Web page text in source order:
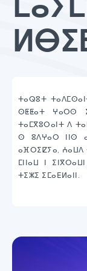
ⵜⴰⵕⵓⵜ
ⵙⵟⵟⴰⵜ ⵖⴰⵔⵙ
ⵜⴰⵎⴳⵓⵔⴰⵏⵜ ⴷ
ⵙ ⵓⴷⵖⴰⵔ ⵏⵏⵙ
ⴰⴼⵔⵉⵇⵢⴰ, ⵄⴰⵡⴷ
ⵎⵏⵏⴰⵡ ⵏ
ⵜⵉⵣⵉ ⵉⵎⴰⴹⵍⴰⵏⵏ.